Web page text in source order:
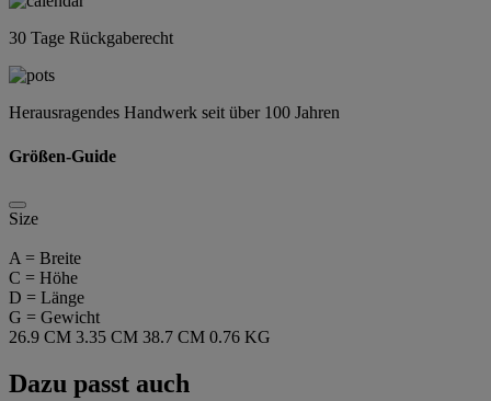
30 Tage Rückgaberecht
Herausragendes Handwerk seit über 100 Jahren
Größen-Guide
Size
A = Breite
C = Höhe
D = Länge
G = Gewicht
26.9 CM 3.35 CM 38.7 CM 0.76 KG
Dazu passt auch